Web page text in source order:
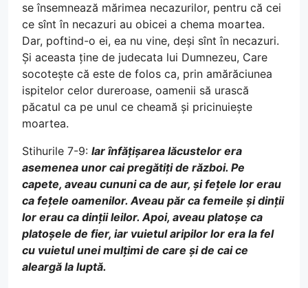
se însemnează mărimea necazurilor, pentru că cei
ce sînt în necazuri au obicei a chema moartea.
Dar, poftind-o ei, ea nu vine, deși sînt în necazuri.
Și aceasta ține de judecata lui Dumnezeu, Care
socotește că este de folos ca, prin amărăciunea
ispitelor celor dureroase, oamenii să urască
păcatul ca pe unul ce cheamă și pricinuiește
moartea.
Stihurile 7-9: Iar înfățișarea lăcustelor era
asemenea unor cai pregătiți de război. Pe
capete, aveau cununi ca de aur, și fețele lor erau
ca fețele oamenilor. Aveau păr ca femeile și dinții
lor erau ca dinții leilor. Apoi, aveau platoșe ca
platoșele de fier, iar vuietul aripilor lor era la fel
cu vuietul unei mulțimi de care și de cai ce
aleargă la luptă.